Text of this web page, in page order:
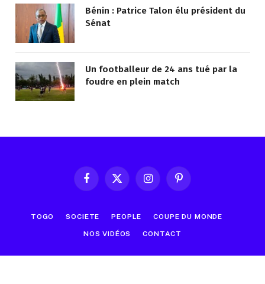
Bénin : Patrice Talon élu président du
Sénat
Un footballeur de 24 ans tué par la
foudre en plein match
FacebookX
InstagramPinterest
TOGO SOCIETE PEOPLE COUPE DU MONDE
NOS VIDÉOS CONTACT